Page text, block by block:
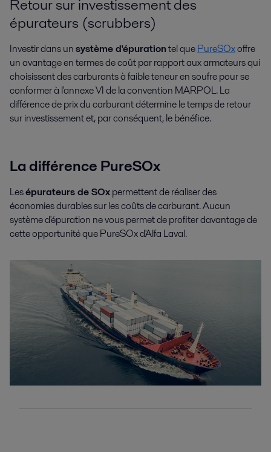
Retour sur investissement des
épurateurs (scrubbers)
Investir dans unsystème d'épurationtel quePureSOxoffre
un avantage en termes de coût par rapport aux armateurs qui
choisissent des carburants à faible teneur en soufre pour se
conformer à l'annexe VI de la convention MARPOL. La
différence de prix du carburant détermine le temps de retour
sur investissement et, par conséquent, le bénéfice.
La différence PureSOx
Lesépurateurs de SOxpermettent de réaliser des
économies durables sur les coûts de carburant. Aucun
système d'épuration ne vous permet de profiter davantage de
cette opportunité que PureSOx d'Alfa Laval.